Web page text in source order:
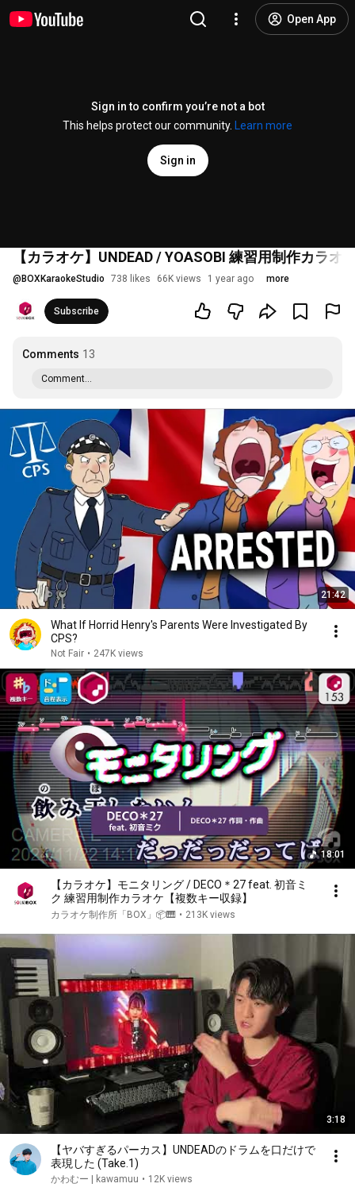
Open App
Sign in to confirm you’re not a bot
This helps protect our community.
Learn more
Sign in
【カラオケ】UNDEAD / YOASOBI 練習用制作カラ
@ BOXKaraokeStudio 738 likes 66K views 1 year ago more
Subscribe
Comments 13
Comment...
21:42
What If Horrid Henry's Parents Were Investigated By
CPS?
Not Fair • 247K views
18:01
【カラオケ】モニタリング / DECO＊27 feat. 初音ミ
ク 練習用制作カラオケ【複数キー収録】
カラオケ制作所「BOX」📦🎹 • 213K views
3:18
【ヤバすぎるパーカス】UNDEADのドラムを口だけで
表現した (Take.1)
かわむー | kawamuu • 12K views